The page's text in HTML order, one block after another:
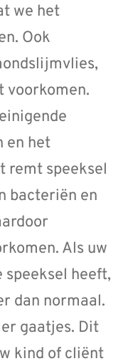
we het
Ook
voorkomen.
en het
remt speeksel
bacteriën en
Als uw
heeft,
dan normaal.
gaatjes. Dit
kind of cliënt